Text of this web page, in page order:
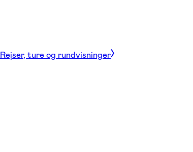
Rejser, ture og rundvisninger